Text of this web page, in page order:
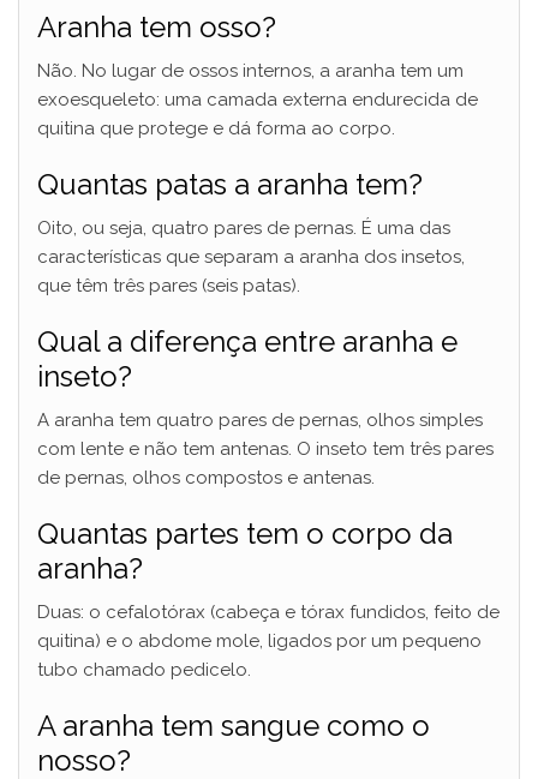
Aranha tem osso?
Não. No lugar de ossos internos, a aranha tem um
exoesqueleto: uma camada externa endurecida de
quitina que protege e dá forma ao corpo.
Quantas patas a aranha tem?
Oito, ou seja, quatro pares de pernas. É uma das
características que separam a aranha dos insetos,
que têm três pares (seis patas).
Qual a diferença entre aranha e
inseto?
A aranha tem quatro pares de pernas, olhos simples
com lente e não tem antenas. O inseto tem três pares
de pernas, olhos compostos e antenas.
Quantas partes tem o corpo da
aranha?
Duas: o cefalotórax (cabeça e tórax fundidos, feito de
quitina) e o abdome mole, ligados por um pequeno
tubo chamado pedicelo.
A aranha tem sangue como o
nosso?